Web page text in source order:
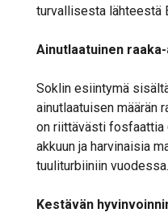
turvallisesta lähteestä
Ainutlaatuinen
Soklin esiintymä
ainutlaatuisen määrän
on riittävästi fosfaattia
akkuun ja harvinaisia
tuuliturbiiniin vuodessa.
Kestävän